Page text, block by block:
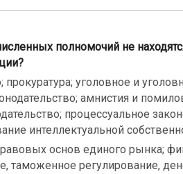
полномочий не
прокуратура; уголовное и
амнистия и
процессуальное
интеллектуальной
основ единого рынка;
таможенное регулирование,